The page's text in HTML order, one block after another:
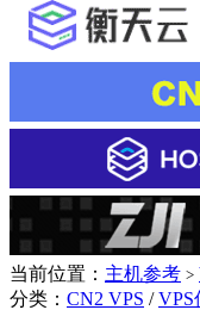
当前位置： 主机参考 >
分类： CN2 VPS /VPS